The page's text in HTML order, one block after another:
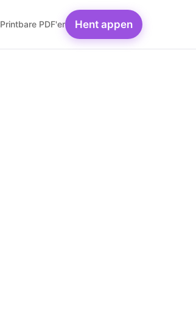
Printbare PDF'er Hent appen